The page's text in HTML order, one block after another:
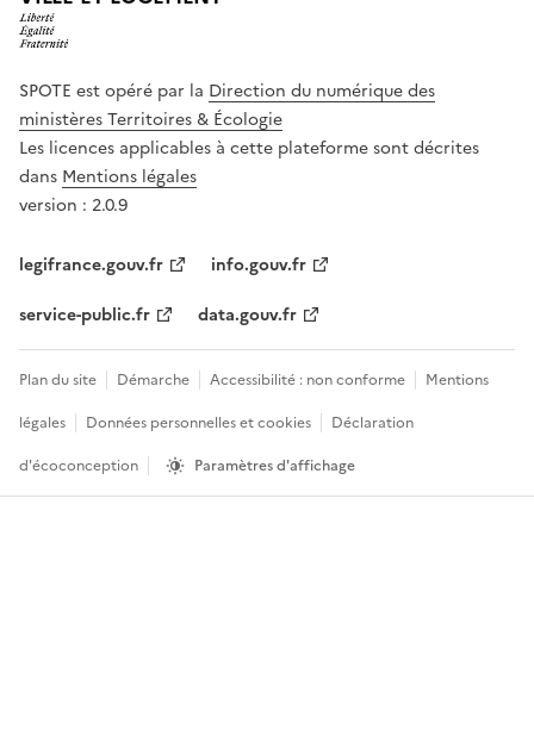
SPOTE est opéré par la Direction du numérique des
ministères Territoires & Écologie
Les licences applicables à cette plateforme sont décrites
dans Mentions légales
version : 2.0.9
legifrance.gouv.fr
info.gouv.fr
service-public.fr
data.gouv.fr
Plan du site Démarche Accessibilité : non conforme
Mentions
légales
Données personnelles et cookies
Déclaration
d'écoconception
Paramètres d'affichage